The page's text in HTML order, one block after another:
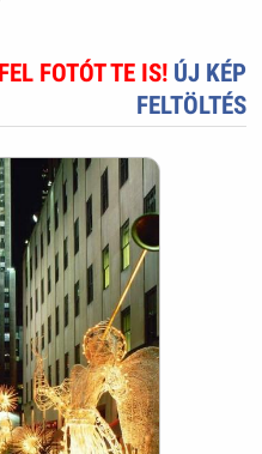
FOTÓT TE IS! ÚJ KÉP
FELTÖLTÉS